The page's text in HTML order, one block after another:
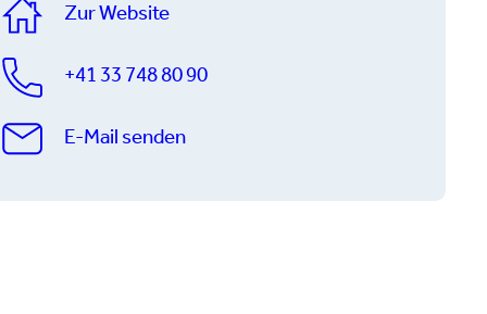
Zur Website
+41 33 748 80 90
E-Mail senden